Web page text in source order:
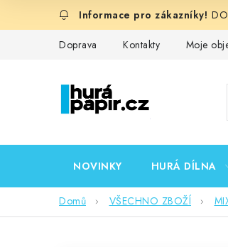
Doprava Kontakty Moje
NOVINKY HURÁ DÍLNA
Domů VŠECHNO ZBOŽÍ